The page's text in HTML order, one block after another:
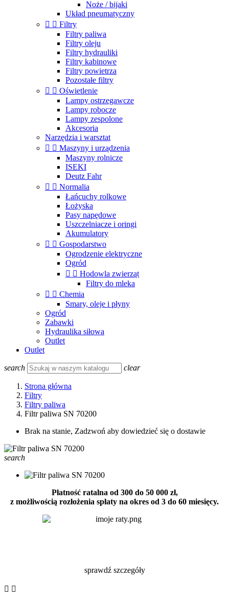
Noże / bijaki
Układ pneumatyczny
  Filtry
Filtry paliwa
Filtry oleju
Filtry hydrauliki
Filtry kabinowe
Filtry powietrza
Pozostałe filtry
  Oświetlenie
Lampy ostrzegawcze
Lampy robocze
Lampy zespolone
Akcesoria
Narzędzia i warsztat
  Maszyny i urządzenia
Maszyny rolnicze
ISEKI
Deutz Fahr
  Normalia
Łańcuchy rolkowe
Łożyska
Pasy napędowe
Uszczelniacze i oringi
Akumulatory
  Gospodarstwo
Ogrodzenie elektryczne
Ogród
  Hodowla zwierząt
Filtry do mleka
  Chemia
Smary, oleje i płyny
Ogród
Zabawki
Hydraulika siłowa
Outlet
Outlet
search clear
Strona główna
Filtry
Filtry paliwa
Filtr paliwa SN 70200
Brak na stanie, Zadzwoń aby dowiedzieć się o dostawie
search
Płatność ratalna od 300 do 50 000 zł,
z możliwością rozłożenia spłaty na okres od 3 do 60 miesięcy.
sprawdź szczegóły
 